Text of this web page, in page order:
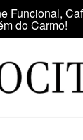
da América
Center Lapa